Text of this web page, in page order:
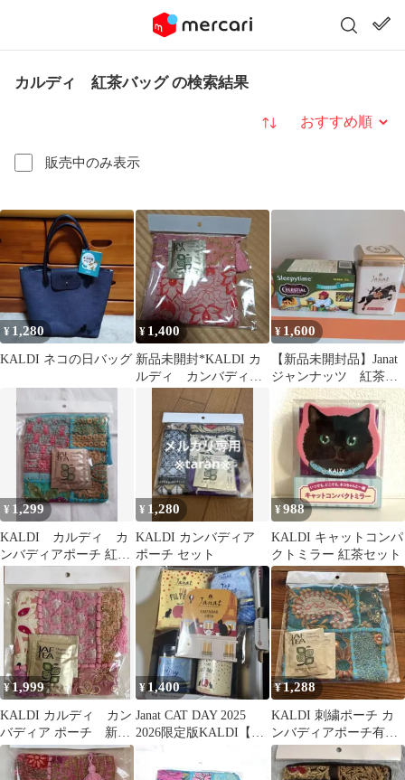
カルディ 紅茶バッグ の検索結果
販売中のみ表示
並び替え
¥ 1,280
KALDI ネコの日バッグ
¥ 1,400
新品未開封*KALDI カ
ルディ カンバディア
ポーチセット
¥ 1,600
【新品未開封品】Janat
ジャンナッツ 紅茶
ハーブ茶 カルディ
¥ 1,299
KALDI カルディ カ
ンバディアポーチ 紅茶
¥ 1,280
KALDI カンバディア
ポーチ セット
¥988
KALDI キャットコンパ
クトミラー 紅茶セット
¥1,999
KALDI カルディ カン
バディア ポーチ 新品
未開封
¥1,400
Janat CAT DAY 2025
2026限定版KALDI【最
¥1,288
KALDI 刺繍ポーチ カ
ンバディアポーチ有機
ダージリンティー2袋付
ブルー